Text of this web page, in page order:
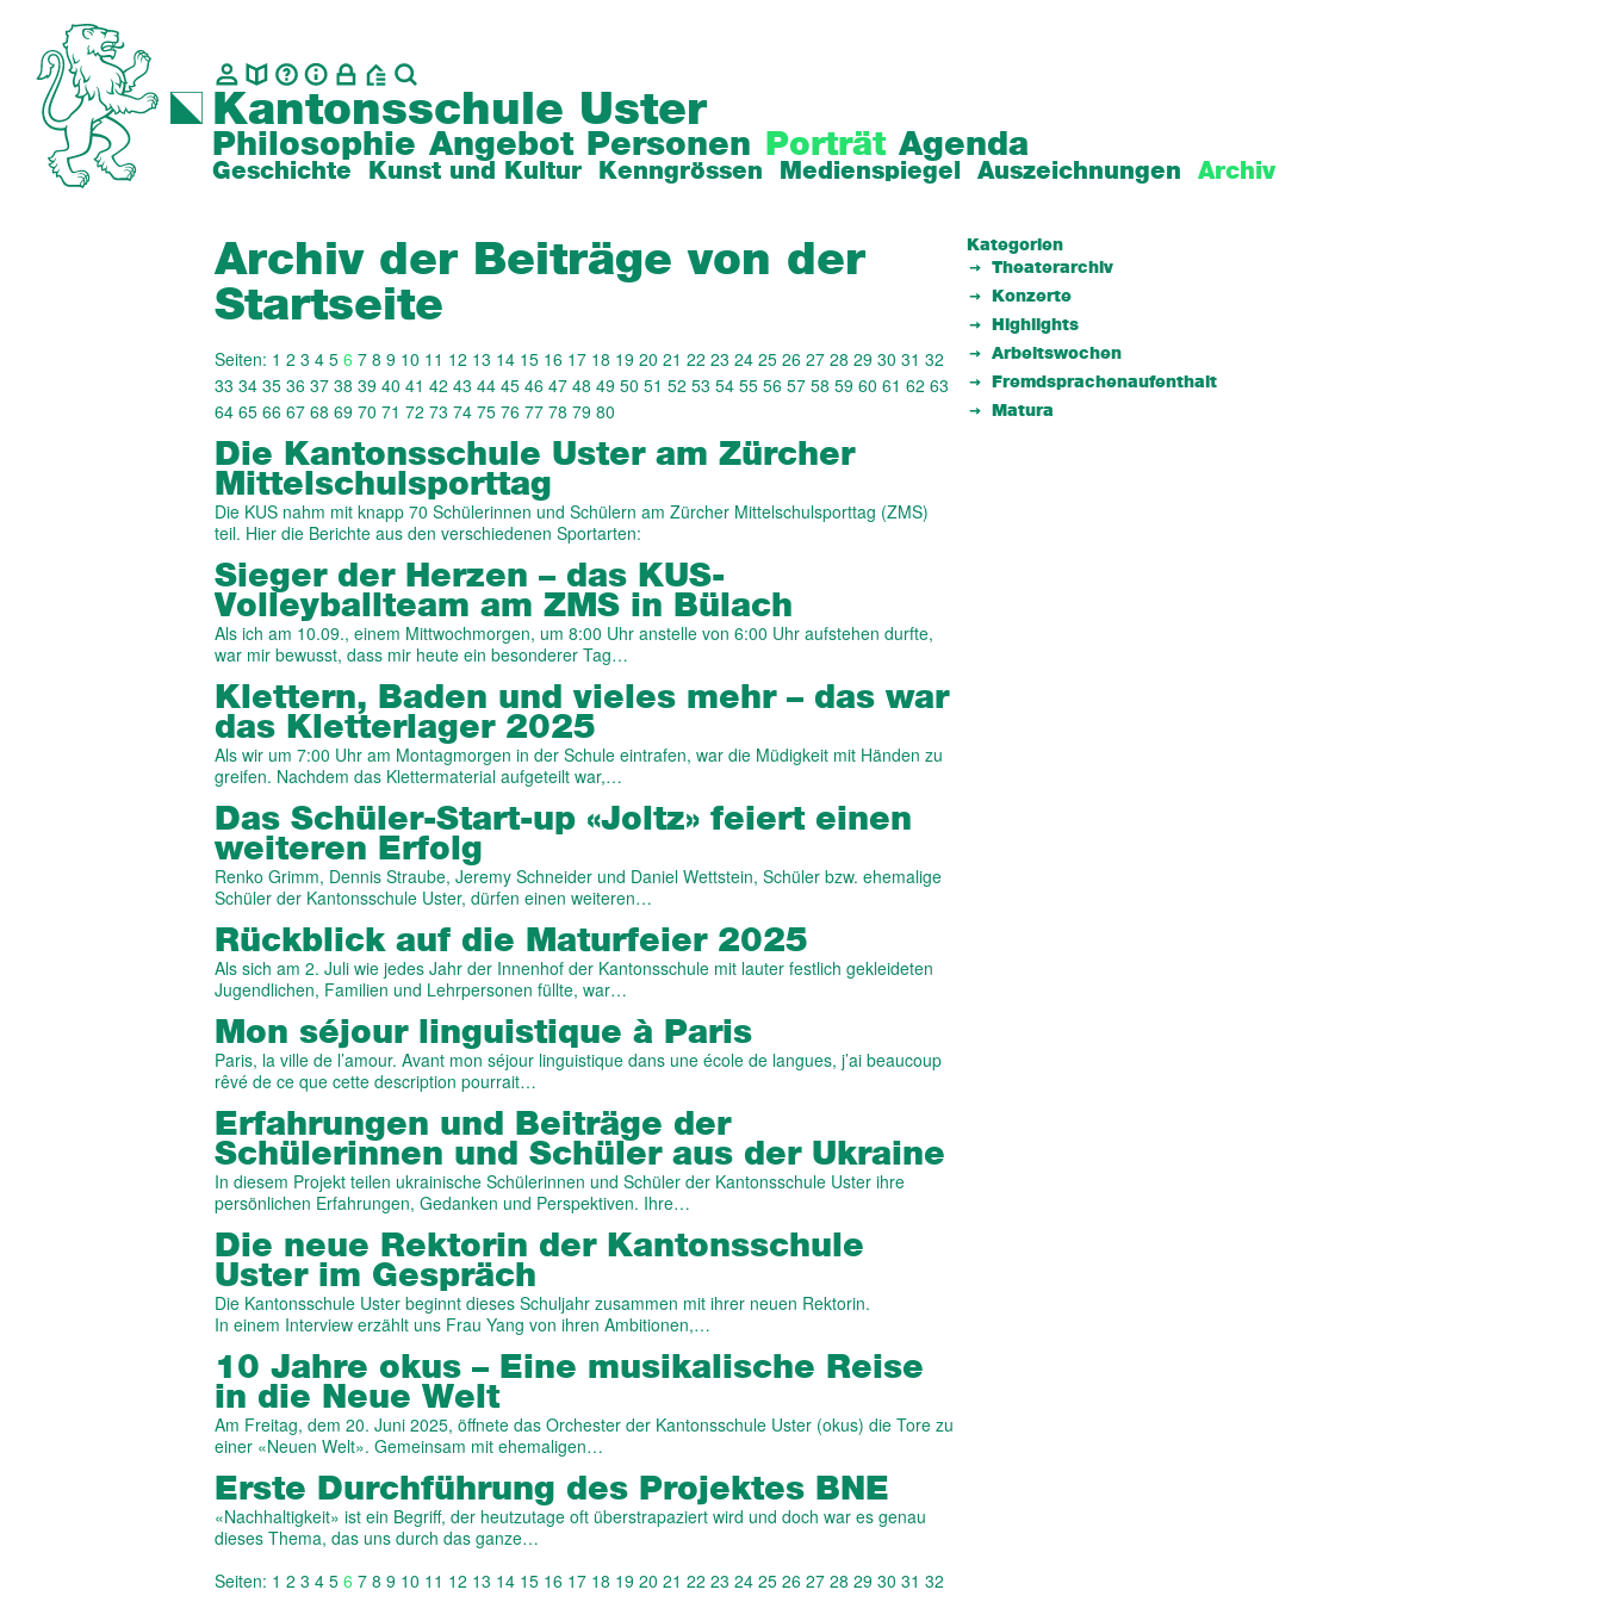
Kantonsschule Uster
Philosophie Angebot Personen Porträt
Geschichte Kunst und Kultur Kenngrössen Medienspiegel Auszeichnungen Archiv
Agenda
Archiv der Beiträge von der
Startseite
Seiten: 1 2 3 4 5 6 7 8 9 10 11 12 13 14 15 16 17 18 19 20 21 22 23 24 25 26 27 28 29 30 31 32
33 34 35 36 37 38 39 40 41 42 43 44 45 46 47 48 49 50 51 52 53 54 55 56 57 58 59 60 61 62 63
64 65 66 67 68 69 70 71 72 73 74 75 76 77 78 79 80
Die Kantonsschule Uster am Zürcher
Mittelschulsporttag
Die KUS nahm mit knapp 70 Schülerinnen und Schülern am Zürcher Mittelschulsporttag (ZMS)
teil. Hier die Berichte aus den verschiedenen Sportarten:
Sieger der Herzen – das KUS-
Volleyballteam am ZMS in Bülach
Als ich am 10.09., einem Mittwochmorgen, um 8:00 Uhr anstelle von 6:00 Uhr aufstehen durfte,
war mir bewusst, dass mir heute ein besonderer Tag…
Klettern, Baden und vieles mehr – das war
das Kletterlager 2025
Als wir um 7:00 Uhr am Montagmorgen in der Schule eintrafen, war die Müdigkeit mit Händen zu
greifen. Nachdem das Klettermaterial aufgeteilt war,…
Das Schüler-Start-up «Joltz» feiert einen
weiteren Erfolg
Renko Grimm, Dennis Straube, Jeremy Schneider und Daniel Wettstein, Schüler bzw. ehemalige
Schüler der Kantonsschule Uster, dürfen einen weiteren…
Rückblick auf die Maturfeier 2025
Als sich am 2. Juli wie jedes Jahr der Innenhof der Kantonsschule mit lauter festlich gekleideten
Jugendlichen, Familien und Lehrpersonen füllte, war…
Mon séjour linguistique à Paris
Paris, la ville de l’amour. Avant mon séjour linguistique dans une école de langues, j’ai beaucoup
rêvé de ce que cette description pourrait…
Erfahrungen und Beiträge der
Schülerinnen und Schüler aus der Ukraine
In diesem Projekt teilen ukrainische Schülerinnen und Schüler der Kantonsschule Uster ihre
persönlichen Erfahrungen, Gedanken und Perspektiven. Ihre…
Die neue Rektorin der Kantonsschule
Uster im Gespräch
Die Kantonsschule Uster beginnt dieses Schuljahr zusammen mit ihrer neuen Rektorin.
In einem Interview erzählt uns Frau Yang von ihren Ambitionen,…
10 Jahre okus – Eine musikalische Reise
in die Neue Welt
Am Freitag, dem 20. Juni 2025, öffnete das Orchester der Kantonsschule Uster (okus) die Tore zu
einer «Neuen Welt». Gemeinsam mit ehemaligen…
Erste Durchführung des Projektes BNE
«Nachhaltigkeit» ist ein Begriff, der heutzutage oft überstrapaziert wird und doch war es genau
dieses Thema, das uns durch das ganze…
Seiten: 1 2 3 4 5 6 7 8 9 10 11 12 13 14 15 16 17 18 19 20 21 22 23 24 25 26 27 28 29 30 31 32
Kategorien
Theaterarchiv
Konzerte
Highlights
Arbeitswochen
Fremdsprachenaufenthalt
Matura